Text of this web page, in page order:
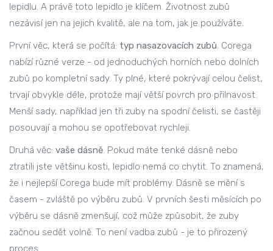
lepidlu. A právě toto lepidlo je klíčem. Životnost zubů
nezávisí jen na jejich kvalitě, ale na tom, jak je používáte.
První věc, která se počítá: typ nasazovacích zubů. Corega
nabízí různé verze - od jednoduchých horních nebo dolních
zubů po kompletní sady. Ty plné, které pokrývají celou čelist,
trvají obvykle déle, protože mají větší povrch pro přilnavost.
Menší sady, například jen tři zuby na spodní čelisti, se častěji
posouvají a mohou se opotřebovat rychleji.
Druhá věc: vaše dásně. Pokud máte tenké dásně nebo
ztratili jste většinu kosti, lepidlo nemá co chytit. To znamená,
že i nejlepší Corega bude mít problémy. Dásně se mění s
časem - zvláště po výběru zubů. V prvních šesti měsících po
výběru se dásně zmenšují, což může způsobit, že zuby
začnou sedět volně. To není vadba zubů - je to přirozený
proces.